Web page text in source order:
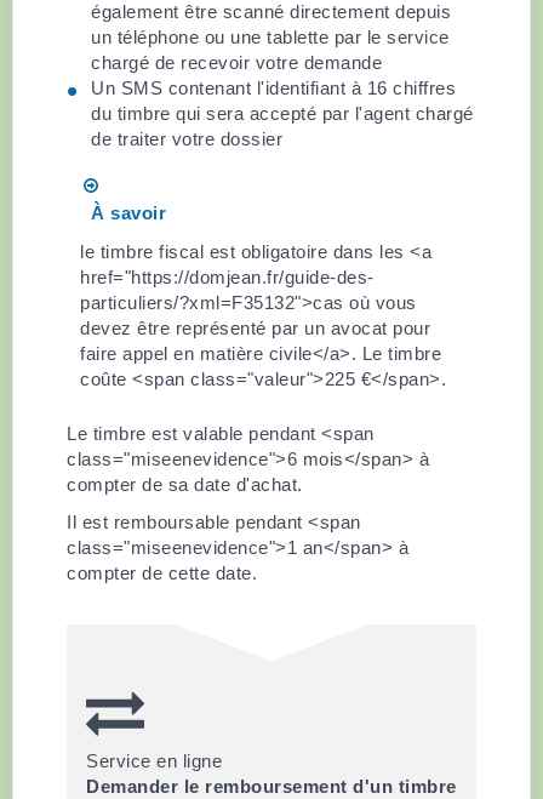
également être scanné directement depuis
un téléphone ou une tablette par le service
chargé de recevoir votre demande
Un SMS contenant l'identifiant à 16 chiffres
du timbre qui sera accepté par l'agent chargé
de traiter votre dossier
À savoir
le timbre fiscal est obligatoire dans les <a
href="https://domjean.fr/guide-des-
particuliers/?xml=F35132">cas où vous
devez être représenté par un avocat pour
faire appel en matière civile</a>. Le timbre
coûte <span class="valeur">225 €</span>.
Le timbre est valable pendant <span
class="miseenevidence">6 mois</span> à
compter de sa date d'achat.
Il est remboursable pendant <span
class="miseenevidence">1 an</span> à
compter de cette date.
Service en ligne
Demander le remboursement d'un timbre